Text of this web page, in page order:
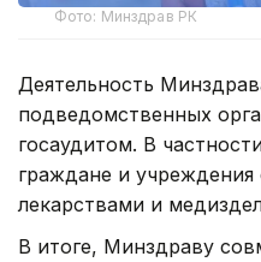
Фото: Минздрав РК
Деятельность
подведомственных
госаудитом. В
граждане и учреждения
лекарствами и
В итоге, Минздраву